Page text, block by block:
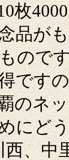
枚
品が
ので
です
のネ
にど
、中